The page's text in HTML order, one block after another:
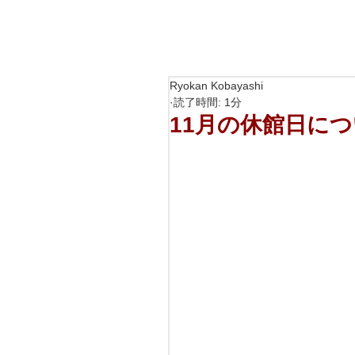
11月の休館日に
Ryokan Kobayashi
読了時間: 1分